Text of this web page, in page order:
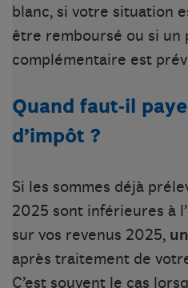
blanc, si votre situation
être remboursé ou si un
complémentaire est
Quand faut-il
d’impôt ?
Si les sommes déjà
2025 sont inférieures à
sur vos revenus 2025,
après traitement de
C’est souvent le cas